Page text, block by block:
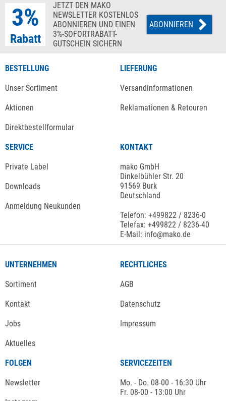
3%
Rabatt
JETZT DEN MAKO
NEWSLETTER KOSTENLOS
ABONNIEREN UND EINEN
3%-SOFORTRABATT-
GUTSCHEIN SICHERN
ABONNIEREN
BESTELLUNG
Unser Sortiment
Aktionen
Direktbestellformular
LIEFERUNG
Versandinformationen
Reklamationen & Retouren
SERVICE
Private Label
Downloads
Anmeldung Neukunden
KONTAKT
mako GmbH
Dinkelbühler Str. 20
91569 Burk
Deutschland
Telefon: +499822 / 8236-0
Telefax: +499822 / 8236-40
E-Mail: info@mako.de
UNTERNEHMEN
Sortiment
Kontakt
Jobs
Aktuelles
RECHTLICHES
AGB
Datenschutz
Impressum
FOLGEN
Newsletter
SERVICEZEITEN
Mo. - Do. 08-00 - 16:30 Uhr
Fr. 08-00 - 13:00 Uhr